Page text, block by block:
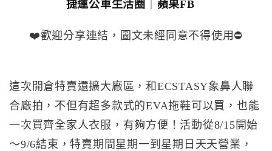
捷運公車生活圈
蘋果FB
❤️歡迎分享連結，圖文未經同意不得使用⛔️
這次開倉特賣還擴大廠區，和ECSTASY象鼻人聯
合廠拍，不但有超多款式的EVA拖鞋可以買，也能
一次買齊全家人衣服，有夠方便！活動從8/15開始
～9/6結束，特賣期間星期一到星期日天天營業，